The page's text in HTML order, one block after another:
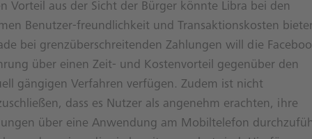
Vorteil aus der Sicht der Bürger könnte Libra bei den
Benutzer-freundlichkeit und Transaktionskosten
bei grenzüberschreitenden Zahlungen will die
über einen Zeit- und Kostenvorteil gegenüber den
gängigen Verfahren verfügen. Zudem ist nicht
dass es Nutzer als angenehm erachten, ihre
über eine Anwendung am Mobiltelefon